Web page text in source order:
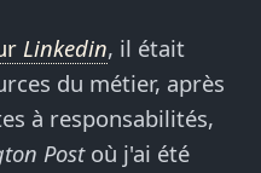
Linkedin, il était
du métier, après
à responsabilités,
Postoù j'ai été